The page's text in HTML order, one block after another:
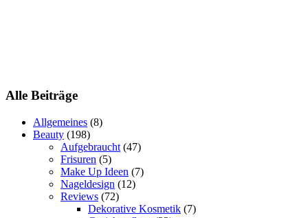
Alle Beiträge
Allgemeines (8)
Beauty (198)
Aufgebraucht (47)
Frisuren (5)
Make Up Ideen (7)
Nageldesign (12)
Reviews (72)
Dekorative Kosmetik (7)